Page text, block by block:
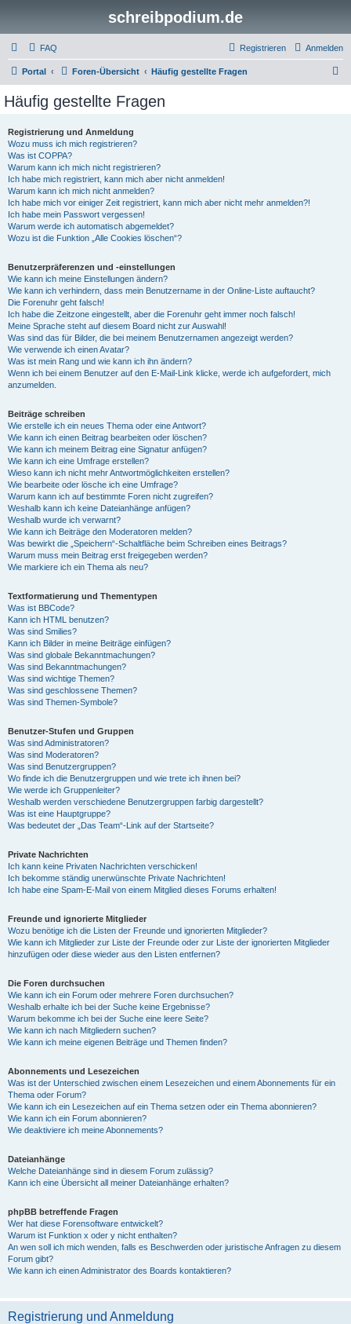
schreibpodium.de
FAQ Anmelden
Registrieren
Portal Foren-Übersicht Häufig gestellte Fragen
Häufig gestellte Fragen
Registrierung und Anmeldung
Wozu muss ich mich registrieren?
Was ist COPPA?
Warum kann ich mich nicht registrieren?
Ich habe mich registriert, kann mich aber nicht anmelden!
Warum kann ich mich nicht anmelden?
Ich habe mich vor einiger Zeit registriert, kann mich aber nicht mehr anmelden?!
Ich habe mein Passwort vergessen!
Warum werde ich automatisch abgemeldet?
Wozu ist die Funktion „Alle Cookies löschen“?
Benutzerpräferenzen und -einstellungen
Wie kann ich meine Einstellungen ändern?
Wie kann ich verhindern, dass mein Benutzername in der Online-Liste auftaucht?
Die Forenuhr geht falsch!
Ich habe die Zeitzone eingestellt, aber die Forenuhr geht immer noch falsch!
Meine Sprache steht auf diesem Board nicht zur Auswahl!
Was sind das für Bilder, die bei meinem Benutzernamen angezeigt werden?
Wie verwende ich einen Avatar?
Was ist mein Rang und wie kann ich ihn ändern?
Wenn ich bei einem Benutzer auf den E-Mail-Link klicke, werde ich aufgefordert, mich
anzumelden.
Beiträge schreiben
Wie erstelle ich ein neues Thema oder eine Antwort?
Wie kann ich einen Beitrag bearbeiten oder löschen?
Wie kann ich meinem Beitrag eine Signatur anfügen?
Wie kann ich eine Umfrage erstellen?
Wieso kann ich nicht mehr Antwortmöglichkeiten erstellen?
Wie bearbeite oder lösche ich eine Umfrage?
Warum kann ich auf bestimmte Foren nicht zugreifen?
Weshalb kann ich keine Dateianhänge anfügen?
Weshalb wurde ich verwarnt?
Wie kann ich Beiträge den Moderatoren melden?
Was bewirkt die „Speichern“-Schaltfläche beim Schreiben eines Beitrags?
Warum muss mein Beitrag erst freigegeben werden?
Wie markiere ich ein Thema als neu?
Textformatierung und Thementypen
Was ist BBCode?
Kann ich HTML benutzen?
Was sind Smilies?
Kann ich Bilder in meine Beiträge einfügen?
Was sind globale Bekanntmachungen?
Was sind Bekanntmachungen?
Was sind wichtige Themen?
Was sind geschlossene Themen?
Was sind Themen-Symbole?
Benutzer-Stufen und Gruppen
Was sind Administratoren?
Was sind Moderatoren?
Was sind Benutzergruppen?
Wo finde ich die Benutzergruppen und wie trete ich ihnen bei?
Wie werde ich Gruppenleiter?
Weshalb werden verschiedene Benutzergruppen farbig dargestellt?
Was ist eine Hauptgruppe?
Was bedeutet der „Das Team“-Link auf der Startseite?
Private Nachrichten
Ich kann keine Privaten Nachrichten verschicken!
Ich bekomme ständig unerwünschte Private Nachrichten!
Ich habe eine Spam-E-Mail von einem Mitglied dieses Forums erhalten!
Freunde und ignorierte Mitglieder
Wozu benötige ich die Listen der Freunde und ignorierten Mitglieder?
Wie kann ich Mitglieder zur Liste der Freunde oder zur Liste der ignorierten Mitglieder
hinzufügen oder diese wieder aus den Listen entfernen?
Die Foren durchsuchen
Wie kann ich ein Forum oder mehrere Foren durchsuchen?
Weshalb erhalte ich bei der Suche keine Ergebnisse?
Warum bekomme ich bei der Suche eine leere Seite?
Wie kann ich nach Mitgliedern suchen?
Wie kann ich meine eigenen Beiträge und Themen finden?
Abonnements und Lesezeichen
Was ist der Unterschied zwischen einem Lesezeichen und einem Abonnements für ein
Thema oder Forum?
Wie kann ich ein Lesezeichen auf ein Thema setzen oder ein Thema abonnieren?
Wie kann ich ein Forum abonnieren?
Wie deaktiviere ich meine Abonnements?
Dateianhänge
Welche Dateianhänge sind in diesem Forum zulässig?
Kann ich eine Übersicht all meiner Dateianhänge erhalten?
phpBB betreffende Fragen
Wer hat diese Forensoftware entwickelt?
Warum ist Funktion x oder y nicht enthalten?
An wen soll ich mich wenden, falls es Beschwerden oder juristische Anfragen zu diesem
Forum gibt?
Wie kann ich einen Administrator des Boards kontaktieren?
Registrierung und Anmeldung